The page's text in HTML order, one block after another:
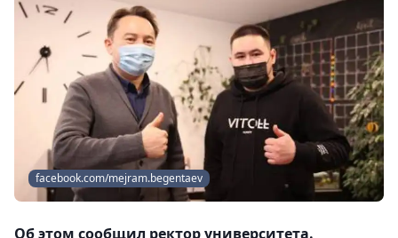
facebook.com/mejram.begentaev
Об этом сообщил ректор университета.